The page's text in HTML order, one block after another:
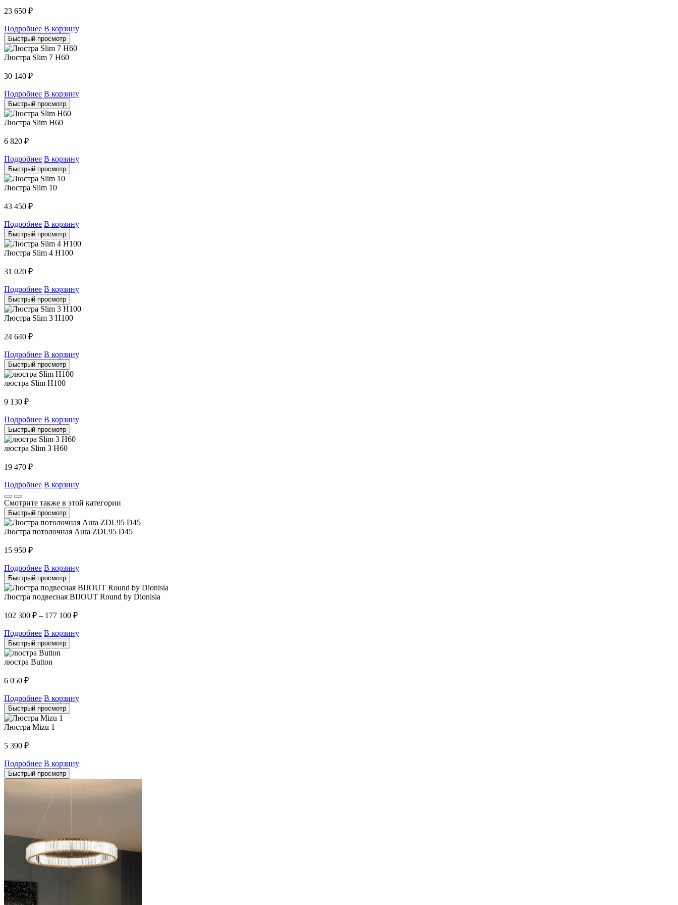
23 650 ₽
Подробнее В корзину
Быстрый просмотр
Люстра Slim 7 H60
30 140 ₽
Подробнее В корзину
Быстрый просмотр
Люстра Slim H60
6 820 ₽
Подробнее В корзину
Быстрый просмотр
Люстра Slim 10
43 450 ₽
Подробнее В корзину
Быстрый просмотр
Люстра Slim 4 H100
31 020 ₽
Подробнее В корзину
Быстрый просмотр
Люстра Slim 3 H100
24 640 ₽
Подробнее В корзину
Быстрый просмотр
люстра Slim H100
9 130 ₽
Подробнее В корзину
Быстрый просмотр
люстра Slim 3 H60
19 470 ₽
Подробнее В корзину
Смотрите также в этой категории
Быстрый просмотр
Люстра потолочная Aura ZDL95 D45
15 950 ₽
Подробнее В корзину
Быстрый просмотр
Люстра подвесная BIJOUT Round by Dionisia
102 300 ₽ – 177 100 ₽
Подробнее В корзину
Быстрый просмотр
люстра Button
6 050 ₽
Подробнее В корзину
Быстрый просмотр
Люстра Mizu 1
5 390 ₽
Подробнее В корзину
Быстрый просмотр